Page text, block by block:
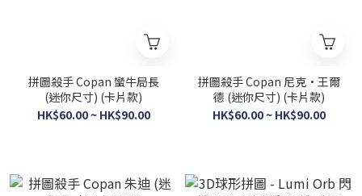
拼圖殺手 Copan 蠻牛局長
(迷你尺寸) (卡片款)
HK$60.00 ~ HK$90.00
拼圖殺手 Copan 尼克·王爾
德 (迷你尺寸) (卡片款)
HK$60.00 ~ HK$90.00